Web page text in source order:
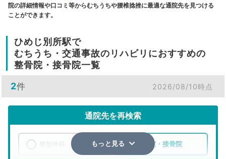
院の詳細情報や口コミ等からむちうちや腰椎捻挫に最適な通院先を見つける
ことができます。
ひめじ別所駅で
むちうち・交通事故のリハビリにおすすめの
整骨院・接骨院一覧
2件 2026/08/10時点
通院先を再検索
整骨院・接骨院
もっと見る